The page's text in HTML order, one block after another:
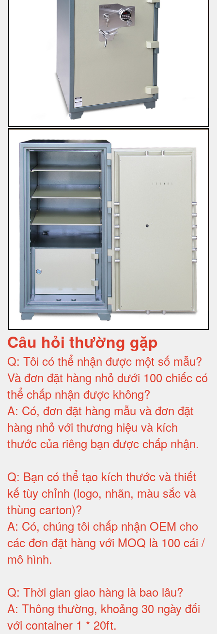
Câu hỏi thường gặp
Q: Tôi có thể nhận được một số mẫu?
Và đơn đặt hàng nhỏ dưới 100 chiếc có
thể chấp nhận được không?
A: Có, đơn đặt hàng mẫu và đơn đặt
hàng nhỏ với thương hiệu và kích
thước của riêng bạn được chấp nhận.
Q: Bạn có thể tạo kích thước và thiết
kế tùy chỉnh (logo, nhãn, màu sắc và
thùng carton)?
A: Có, chúng tôi chấp nhận OEM cho
các đơn đặt hàng với MOQ là 100 cái /
mô hình.
Q: Thời gian giao hàng là bao lâu?
A: Thông thường, khoảng 30 ngày đối
với container 1 * 20ft.